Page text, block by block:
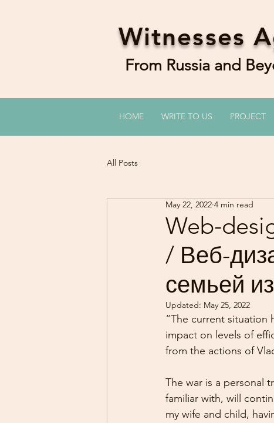
Witnesses
From Russia and
HOME WRITE TO US PROJECT
All Posts
Web-
/ Веб-
семьей
May 22, 2022 4 min read
Updated: May 25, 2022
“The current situation
impact on levels of
from the actions of
The war is a personal
familiar with, will
my wife and child,